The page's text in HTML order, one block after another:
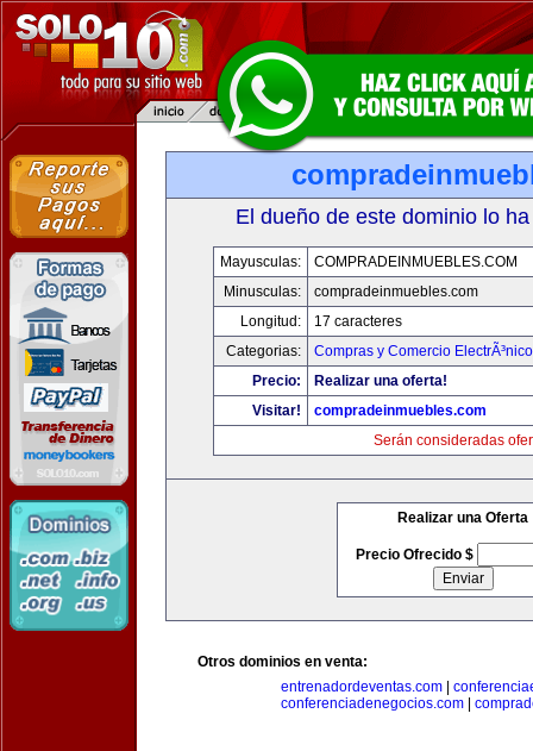
El dueño de este dominio lo
Mayusculas:
COMPRADEINMUEBLES.COM
Minusculas:
compradeinmuebles.com
Longitud:
17 caracteres
Categorias:
Compras y Comercio ElectrÃ³nico
Precio:
Realizar una oferta!
Visitar!
compradeinmuebles.com
Serán consideradas
Realizar una Oferta
Precio Ofrecido $
Otros dominios en venta:
entrenadordeventas.com
conferenciadenegocios.com|